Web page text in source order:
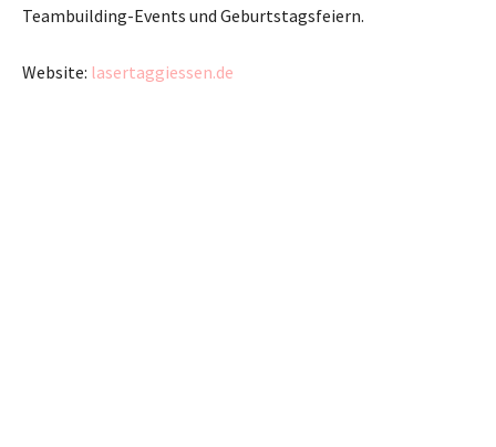
Teambuilding-Events und Geburtstagsfeiern.
Website: lasertaggiessen.de